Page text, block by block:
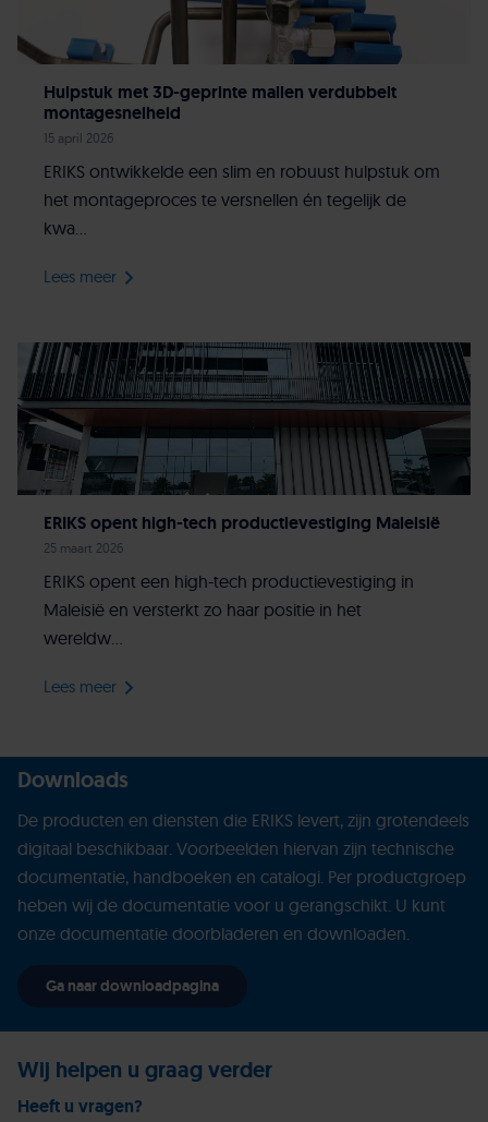
Hulpstuk met 3D-geprinte mallen verdubbelt
montagesnelheid
15 april 2026
ERIKS ontwikkelde een slim en robuust hulpstuk om
het montageproces te versnellen én tegelijk de
kwa...
Lees meer
ERIKS opent high-tech productievestiging Maleisië
25 maart 2026
ERIKS opent een high-tech productievestiging in
Maleisië en versterkt zo haar positie in het
wereldw...
Lees meer
Downloads
De producten en diensten die ERIKS levert, zijn grotendeels
digitaal beschikbaar. Voorbeelden hiervan zijn technische
documentatie, handboeken en catalogi. Per productgroep
heben wij de documentatie voor u gerangschikt. U kunt
onze documentatie doorbladeren en downloaden.
Ga naar downloadpagina
Wij helpen u graag verder
Heeft u vragen?